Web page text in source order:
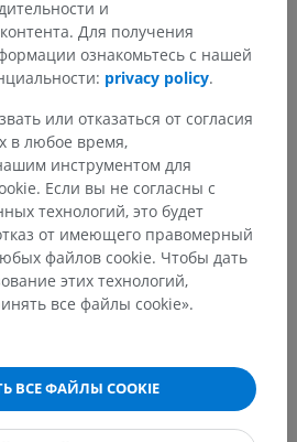
P. Anatomy, Central Nervous System.
[Internet]. Treasure Island (FL):
Jan-. Available from:
books/NBK542179/
. (7th ed.) Philadelphia: Wolters
& Wilkins, pp.1-14.
иерархия
> Systemata integrantia>
Центральная нервная система
и
Для получения
ознакомьтесь с нашей
privacy policy.
или отказаться от согласия
в любое время,
инструментом для
Если вы не согласны с
технологий, это будет
от имеющего правомерный
файлов cookie. Чтобы дать
этих технологий,
все файлы cookie».
ВСЕ ФАЙЛЫ COOKIE